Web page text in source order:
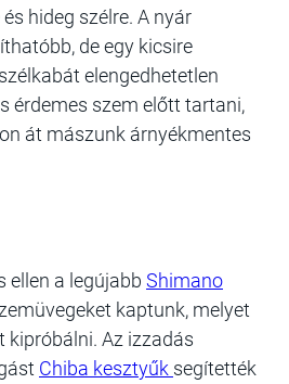
hideg szélre. A nyár
de egy kicsire
elengedhetetlen
érdemes szem előtt tartani,
át mászunk árnyékmentes
ellen a legújabb Shimano
kaptunk, melyet
kipróbálni. Az izzadás
Chiba kesztyűk segítették